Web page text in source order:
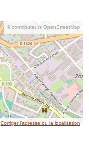
© contributeurs OpenStreetMap
Corriger l’adresse ou la localisation